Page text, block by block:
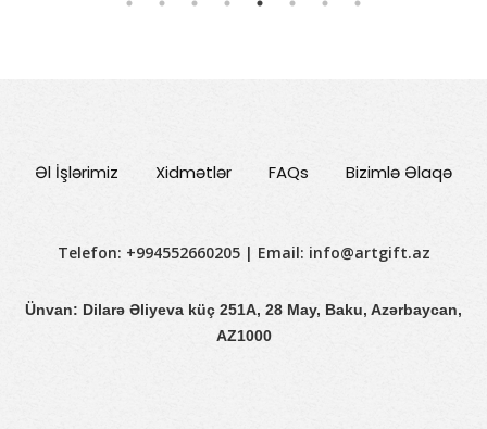
Əl İşlərimiz Xidmətlər FAQs Bizimlə Əlaqə
Telefon: +994552660205 | Email: info@artgift.az
Ünvan: Dilarə Əliyeva küç 251A, 28 May, Baku, Azərbaycan,
AZ1000